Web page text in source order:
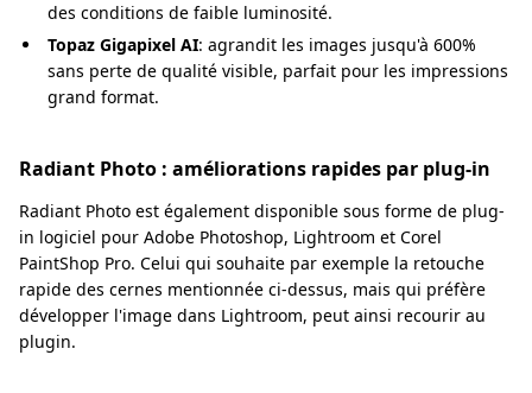
des conditions de faible luminosité.
Topaz Gigapixel AI: agrandit les images jusqu'à 600%
sans perte de qualité visible, parfait pour les impressions
grand format.
Radiant Photo : améliorations rapides par plug-in
Radiant Photo est également disponible sous forme de plug-
in logiciel pour Adobe Photoshop, Lightroom et Corel
PaintShop Pro. Celui qui souhaite par exemple la retouche
rapide des cernes mentionnée ci-dessus, mais qui préfère
développer l'image dans Lightroom, peut ainsi recourir au
plugin.